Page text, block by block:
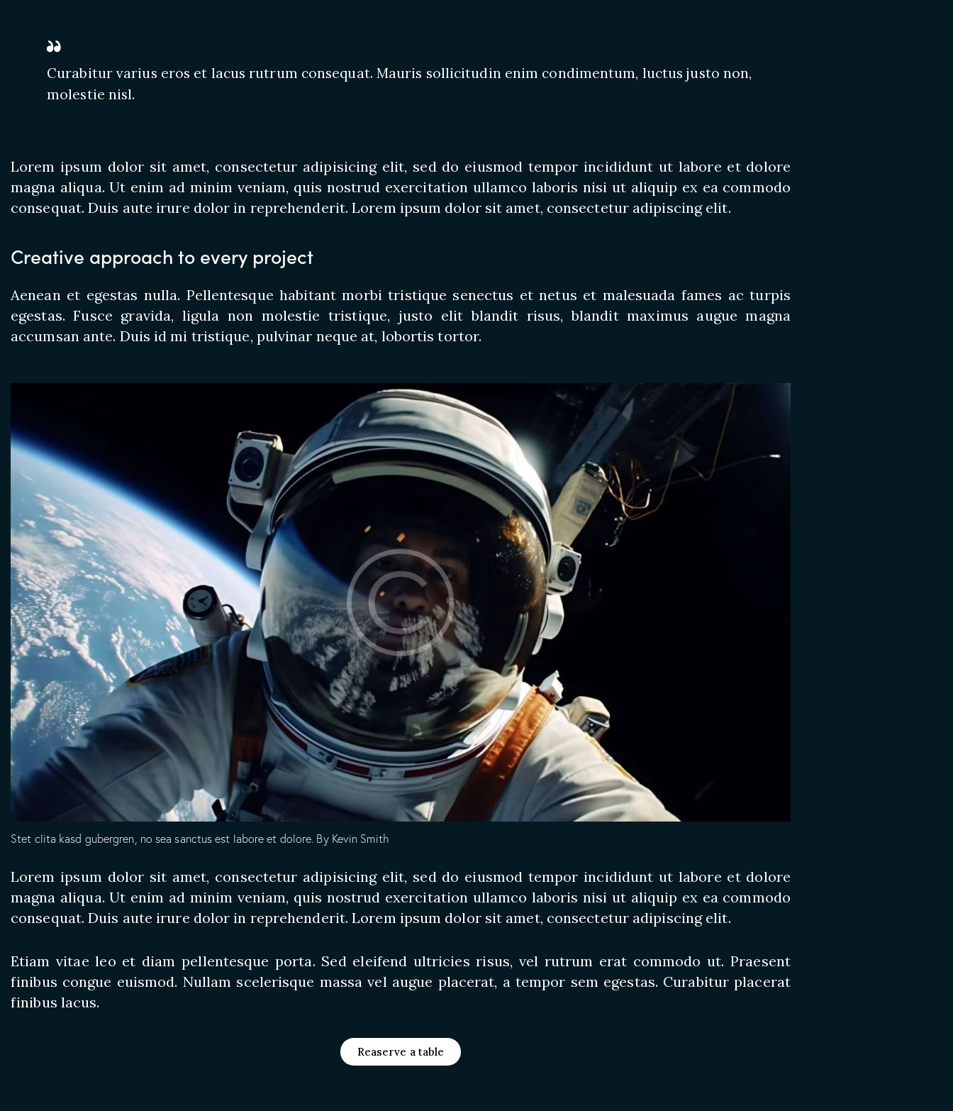
Curabitur varius eros et lacus rutrum consequat. Mauris sollicitudin enim condimentum, luctus justo non,
molestie nisl.
Lorem ipsum dolor sit amet, consectetur adipisicing elit, sed do eiusmod tempor incididunt ut labore et dolore
magna aliqua. Ut enim ad minim veniam, quis nostrud exercitation ullamco laboris nisi ut aliquip ex ea commodo
consequat. Duis aute irure dolor in reprehenderit. Lorem ipsum dolor sit amet, consectetur adipiscing elit.
Creative approach to every project
Aenean et egestas nulla. Pellentesque habitant morbi tristique senectus et netus et malesuada fames ac turpis
egestas. Fusce gravida, ligula non molestie tristique, justo elit blandit risus, blandit maximus augue magna
accumsan ante. Duis id mi tristique, pulvinar neque at, lobortis tortor.
Stet clita kasd gubergren, no sea sanctus est labore et dolore. By Kevin Smith
Lorem ipsum dolor sit amet, consectetur adipisicing elit, sed do eiusmod tempor incididunt ut labore et dolore
magna aliqua. Ut enim ad minim veniam, quis nostrud exercitation ullamco laboris nisi ut aliquip ex ea commodo
consequat. Duis aute irure dolor in reprehenderit. Lorem ipsum dolor sit amet, consectetur adipiscing elit.
Etiam vitae leo et diam pellentesque porta. Sed eleifend ultricies risus, vel rutrum erat commodo ut. Praesent
finibus congue euismod. Nullam scelerisque massa vel augue placerat, a tempor sem egestas. Curabitur placerat
finibus lacus.
Reaserve a table